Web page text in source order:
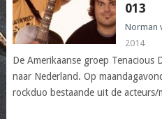
013
Norman
2014
De Amerikaanse groep
naar Nederland. Op
rockduo bestaande uit de acteurs/